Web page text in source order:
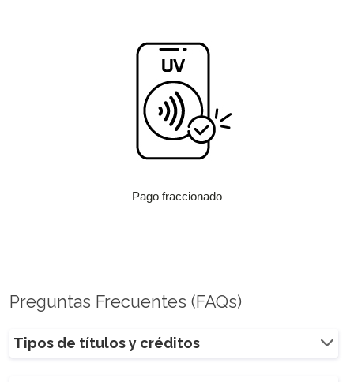
Pago fraccionado
Preguntas Frecuentes (FAQs)
Tipos de títulos y créditos